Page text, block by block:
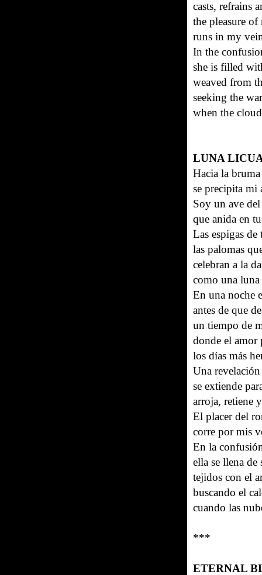
casts, refrains
the pleasure
runs in my
In the
she is filled
weaved from
seeking the
when the
LUNA
Hacia la
se precipita mi
Soy un ave
que anida en
Las espigas
las palomas
celebran a la
como una
En una noche
antes de que
un tiempo de
donde el amor
los días más
Una
se extiende
arroja, retiene
El placer del
corre por mis
En la
ella se llena de
tejidos con el
buscando el
cuando las
***
ETERNAL